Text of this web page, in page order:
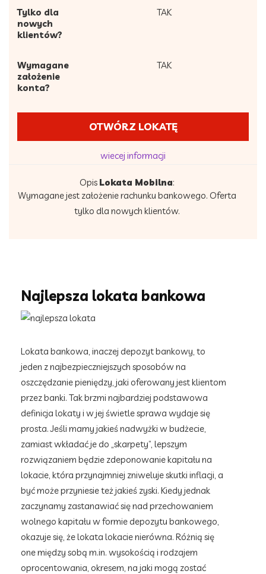
Tylko dla
nowych
klientów?
TAK
Wymagane
założenie
konta?
TAK
OTWÓRZ LOKATĘ
wiecej informacji
Opis Lokata Mobilna:
Wymagane jest założenie rachunku bankowego. Oferta
tylko dla nowych klientów.
Najlepsza lokata bankowa
Lokata bankowa, inaczej depozyt bankowy, to
jeden z najbezpieczniejszych sposobów na
oszczędzanie pieniędzy, jaki oferowany jest klientom
przez banki. Tak brzmi najbardziej podstawowa
definicja lokaty i w jej świetle sprawa wydaje się
prosta. Jeśli mamy jakieś nadwyżki w budżecie,
zamiast wkładać je do „skarpety”, lepszym
rozwiązaniem będzie zdeponowanie kapitału na
lokacie, która przynajmniej zniweluje skutki inflacji, a
być może przyniesie też jakieś zyski. Kiedy jednak
zaczynamy zastanawiać się nad przechowaniem
wolnego kapitału w formie depozytu bankowego,
okazuje się, że lokata lokacie nierówna. Różnią się
one między sobą m.in. wysokością i rodzajem
oprocentowania, okresem, na jaki mogą zostać